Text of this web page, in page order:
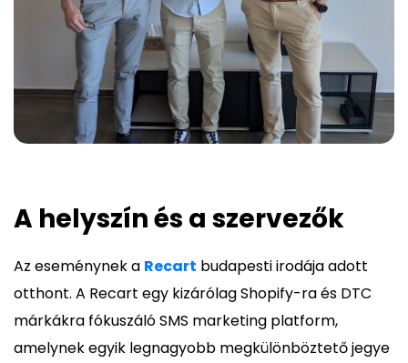
A helyszín és a szervezők
Az eseménynek a Recart budapesti irodája adott
otthont. A Recart egy kizárólag Shopify-ra és DTC
márkákra fókuszáló SMS marketing platform,
amelynek egyik legnagyobb megkülönböztető jegye